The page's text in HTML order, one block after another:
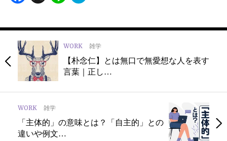
WORK 雑学
【朴念仁】とは無口で無愛想な人を表す
言葉｜正し…
WORK 雑学
「主体的」の意味とは？「自主的」との
違いや例文…